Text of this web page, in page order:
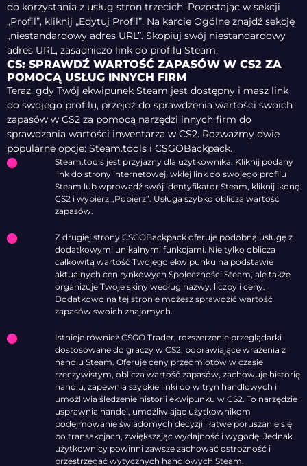
do korzystania z usług stron trzecich. Pozostając w sekcji
„Profil”, kliknij „Edytuj Profil”. Na karcie Ogólne znajdź sekcję
„niestandardowy adres URL”. Skopiuj swój niestandardowy
adres URL, zasadniczo link do profilu Steam.
CS: SPRAWDŹ WARTOŚĆ ZAPASÓW W CS2 ZA
POMOCĄ USŁUG INNYCH FIRM
Teraz, gdy Twój ekwipunek Steam jest dostępny i masz link
do swojego profilu, przejdź do sprawdzenia wartości swoich
zapasów w CS2 za pomocą narzędzi innych firm do
sprawdzania wartości inwentarza w CS2. Rozważmy dwie
popularne opcje: Steam.tools i CSGOBackpack.
Steam.tools jest przyjazny dla użytkownika. Kliknij podany
link do strony internetowej, wklej link do swojego profilu
Steam lub wprowadź swój identyfikator Steam, kliknij ikonę
CS2 i wybierz „Pobierz”. Usługa szybko oblicza wartość
zapasów.
Z drugiej strony CSGOBackpack oferuje podobną usługę z
dodatkowymi unikalnymi funkcjami. Nie tylko oblicza
całkowitą wartość Twojego ekwipunku na podstawie
aktualnych cen rynkowych Społeczności Steam, ale także
organizuje Twoje skiny według nazwy, liczby i ceny.
Dodatkowo na tej stronie możesz sprawdzić wartość
zapasów swoich znajomych.
Istnieje również CSGO Trader, rozszerzenie przeglądarki
dostosowane do graczy w CS2, poprawiające wrażenia z
handlu Steam. Oferuje ceny przedmiotów w czasie
rzeczywistym, oblicza wartość zapasów, zachowuje historię
handlu, zapewnia szybkie linki do witryn handlowych i
umożliwia śledzenie historii ekwipunku w CS2. To narzędzie
usprawnia handel, umożliwiając użytkownikom
podejmowanie świadomych decyzji i łatwe poruszanie się
po transakcjach, zwiększając wydajność i wygodę. Jednak
użytkownicy powinni zawsze zachować ostrożność i
przestrzegać wytycznych handlowych Steam.